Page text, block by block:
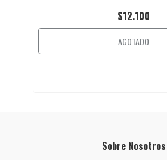
$12.100
AGOTADO
Sobre Nosotros